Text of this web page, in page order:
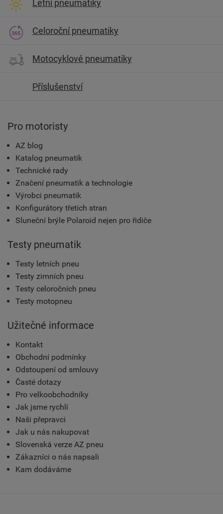
Letní pneumatiky
Celoroční pneumatiky
Motocyklové pneumatiky
Příslušenství
Pro motoristy
AZ blog
Katalog pneumatik
Technické rady
Značení pneumatik a technologie
Výrobci pneumatik
Konfigurátory třetích stran
Sluneční brýle Polaroid nejen pro řidiče
Testy pneumatik
Testy letních pneu
Testy zimních pneu
Testy celoročních pneu
Testy motopneu
Užitečné informace
Kontakt
Obchodní podmínky
Odstoupení od smlouvy
Časté dotazy
Pro velkoobchodníky
Jak jsme rychlí
Naši přepravci
Jak u nás nakupovat
Slovenská verze AZ pneu
Zákazníci o nás napsali
Kam dodáváme